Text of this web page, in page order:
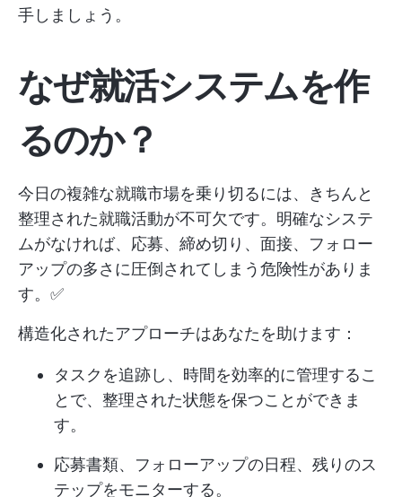
手しましょう。
なぜ就活システムを作
るのか？
今日の複雑な就職市場を乗り切るには、きちんと
整理された就職活動が不可欠です。明確なシステ
ムがなければ、応募、締め切り、面接、フォロー
アップの多さに圧倒されてしまう危険性がありま
す。✅
構造化されたアプローチはあなたを助けます：
タスクを追跡し、時間を効率的に管理するこ
とで、整理された状態を保つことができま
す。
応募書類、フォローアップの日程、残りのス
テップをモニターする。